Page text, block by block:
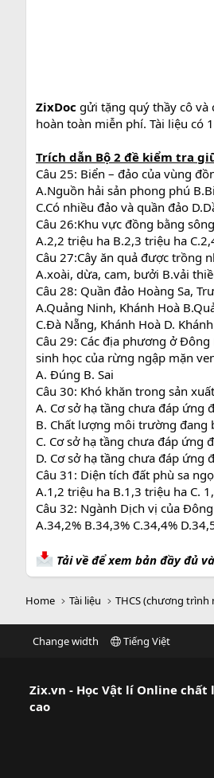
ZixDoc gửi tặng quý thầy cô và
hoàn toàn miễn phí. Tài liệu có
Trích dẫn Bộ 2 đề kiểm tra
Câu 25: Biển – đảo của vùng
A.Nguồn hải sản phong phú
C.Có nhiều đảo và quần đảo
Câu 26:Khu vực đồng bằng
A.2,2 triệu ha B.2,3 triệu ha
Câu 27:Cây ăn quả được trồng
A.xoài, dừa, cam, bưởi B.vải
Câu 28: Quần đảo Hoàng Sa,
A.Quảng Ninh, Khánh Hoà
C.Đà Nẵng, Khánh Hoà D.
Câu 29: Các địa phương ở
sinh học của rừng ngập mặn
A. Đúng B. Sai
Câu 30: Khó khăn trong sản
A. Cơ sở hạ tầng chưa đáp ứng
B. Chất lượng môi trường đang
C. Cơ sở hạ tầng chưa đáp ứng
D. Cơ sở hạ tầng chưa đáp ứng
Câu 31: Diện tích đất phù sa
A.1,2 triệu ha B.1,3 triệu ha C.
Câu 32: Ngành Dịch vị của
A.34,2% B.34,3% C.34,4%
Tải về để xem bản đầy đủ
Home Tài liệu THCS (chương trình
Change width Tiếng Việt
Zix.vn - Học Vật lí Online chất
cao